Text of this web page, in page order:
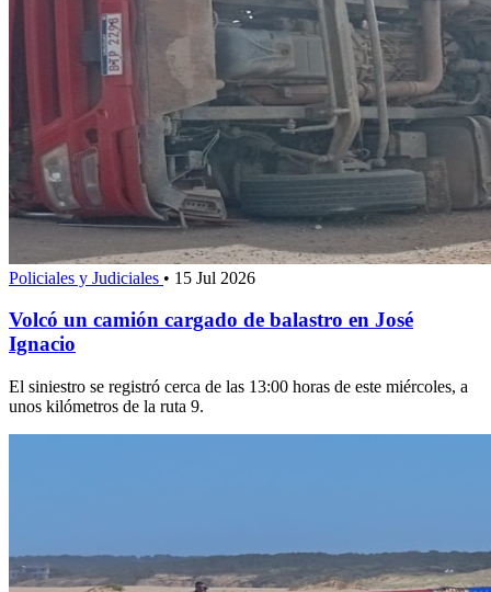
Policiales y Judiciales • 15 Jul 2026
Volcó un camión cargado de balastro en José
Ignacio
El siniestro se registró cerca de las 13:00 horas de este miércoles, a
unos kilómetros de la ruta 9.